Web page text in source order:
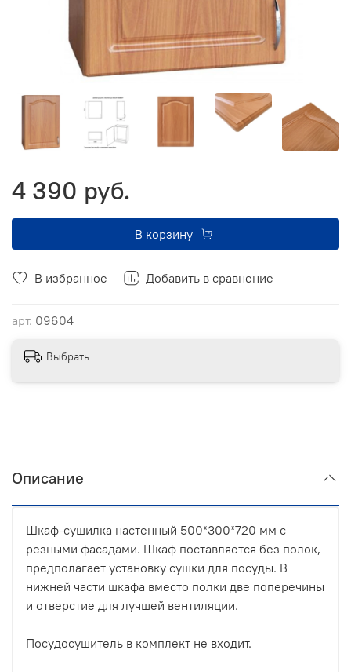
В избранное Добавить в сравнение
арт. 09604
4 390 руб.
В корзину
Выбрать
Описание
Шкаф-сушилка настенный 500*300*720 мм с
резными фасадами. Шкаф поставляется без полок,
предполагает установку сушки для посуды. В
нижней части шкафа вместо полки две поперечины
и отверстие для лучшей вентиляции.
Посудосушитель в комплект не входит.